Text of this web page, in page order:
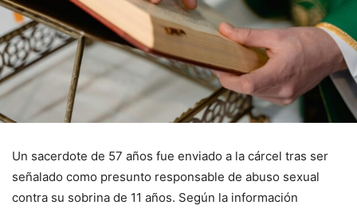
Un sacerdote de 57 años fue enviado a la cárcel tras ser
señalado como presunto responsable de abuso sexual
contra su sobrina de 11 años. Según la información